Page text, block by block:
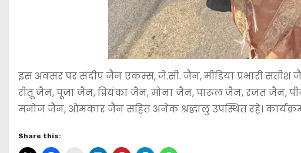
इस अवसर पर संदीप जैन एकम्स, जे.सी. जैन, मीडिया प्रभारी
रीतू जैन, पूजा जैन, प्रियंका जैन, मोना जैन, पारूल जैन, रजत जैन,
मनोज जैन, ओमकार जैन सहित अनेक श्रद्धालु उपस्थित रहे।
Share this: